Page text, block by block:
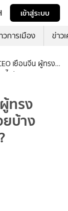
เข้าสู่ระบบ
วการเมือง ข่าว
เยือนจีน ผู้ทรง
รกัน ?
ทรง
บ้าง